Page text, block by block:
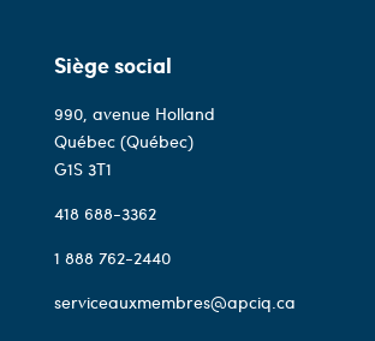
Siège social
990, avenue Holland
Québec (Québec)
G1S 3T1
418 688-3362
1 888 762-2440
serviceauxmembres@apciq.ca